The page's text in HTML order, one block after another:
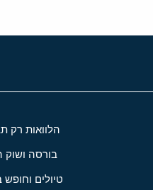
הלוואות רק
בורסה ושוק
טיולים וחופש